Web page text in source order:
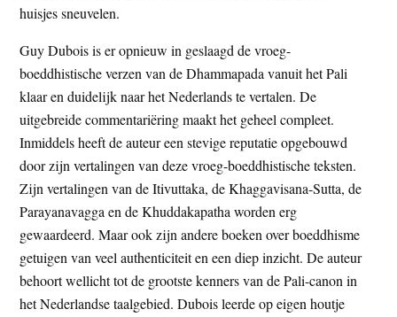
huisjes sneuvelen.
Guy Dubois is er opnieuw in geslaagd de vroeg-
boeddhistische verzen van de Dhammapada vanuit het Pali
klaar en duidelijk naar het Nederlands te vertalen. De
uitgebreide commentariëring maakt het geheel compleet.
Inmiddels heeft de auteur een stevige reputatie opgebouwd
door zijn vertalingen van deze vroeg-boeddhistische teksten.
Zijn vertalingen van de Itivuttaka, de Khaggavisana-Sutta, de
Parayanavagga en de Khuddakapatha worden erg
gewaardeerd. Maar ook zijn andere boeken over boeddhisme
getuigen van veel authenticiteit en een diep inzicht. De auteur
behoort wellicht tot de grootste kenners van de Pali-canon in
het Nederlandse taalgebied. Dubois leerde op eigen houtje